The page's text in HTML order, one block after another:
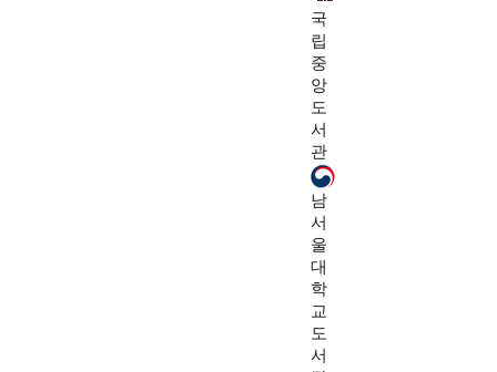
국
립
중
앙
도
서
관
남
서
울
대
학
교
도
서